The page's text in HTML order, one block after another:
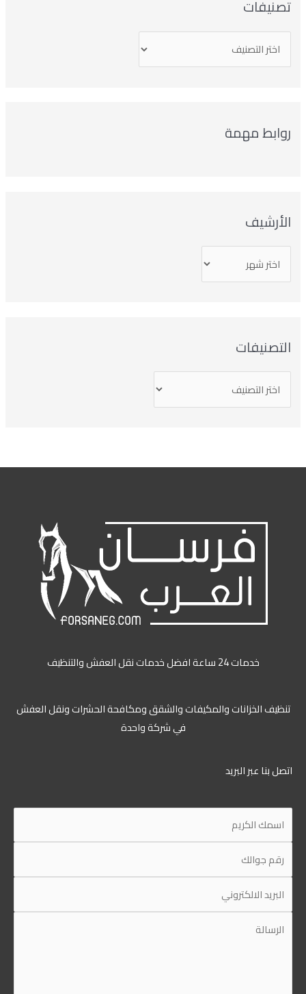
مهمة
خدمات 24 ساعة افضل خدمات نقل العفش والتنظيف
الخزانات والمكيفات والشقق ومكافحة الحشرات ونقل العفش
في شركة واحدة
بنا عبر البريد